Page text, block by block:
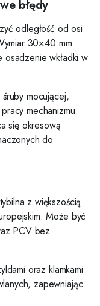
błędy
odległość od osi
30×40 mm
wkładki w
mocującej,
mechanizmu.
się okresową
do
z większością
Może być
PCV bez
oraz klamkami
zapewniając